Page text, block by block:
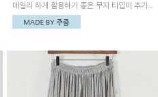
데일리 하게 활용하기 좋은 무지 타입이 추가
되었어요~ 볼륨감 있는 항아리핏 실루엣이 유
니크하며 포켓디테일이 POINT!